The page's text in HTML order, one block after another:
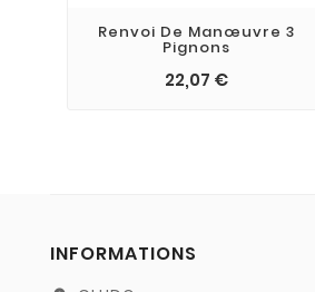
Renvoi De Manœuvre 3
Pignons
22,07 €
INFORMATIONS